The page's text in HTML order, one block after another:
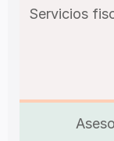
Servicios